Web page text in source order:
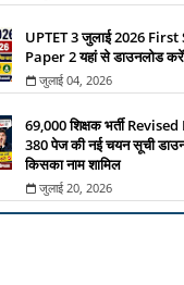
UPTET 3 जुलाई 2026
Paper 2 यहां से डाउनलोड
जुलाई 04, 2026
69,000 शिक्षक भर्ती
380 पेज की नई चयन सूची
किसका नाम शामिल
जुलाई 20, 2026